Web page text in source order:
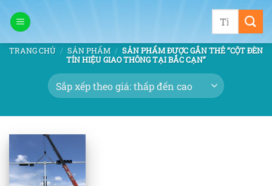
qua
dung
Tìm
TRANG CHỦ / SẢN PHẨM / SẢN PHẨM ĐƯỢC GẮN THẺ “CỘT ĐÈN
TÍN HIỆU GIAO THÔNG TẠI BẮC CẠN”